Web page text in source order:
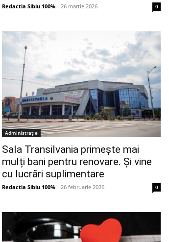
Redactia Sibiu 100% - 26 martie 2026 0
Administrație
Sala Transilvania primește mai
mulți bani pentru renovare. Și vine
cu lucrări suplimentare
Redactia Sibiu 100% - 26 februarie 2026 0